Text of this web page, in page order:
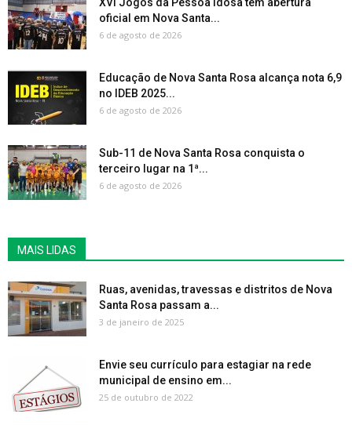
oficial em Nova Santa...
6 de agosto de 2026
Educação de Nova Santa Rosa alcança nota 6,9
no IDEB 2025...
6 de agosto de 2026
Sub-11 de Nova Santa Rosa conquista o
terceiro lugar na 1ª...
6 de agosto de 2026
MAIS LIDAS
Ruas, avenidas, travessas e distritos de Nova
Santa Rosa passam a...
3 de janeiro de 2025
Envie seu currículo para estagiar na rede
municipal de ensino em...
25 de outubro de 2022